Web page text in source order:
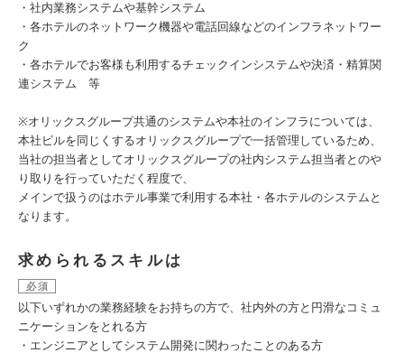
・社内業務システムや基幹システム
・各ホテルのネットワーク機器や電話回線などのインフラネットワー
ク
・各ホテルでお客様も利用するチェックインシステムや決済・精算関
連システム 等
※オリックスグループ共通のシステムや本社のインフラについては、
本社ビルを同じくするオリックスグループで一括管理しているため、
当社の担当者としてオリックスグループの社内システム担当者とのや
り取りを行っていただく程度で、
メインで扱うのはホテル事業で利用する本社・各ホテルのシステムと
なります。
求められるスキルは
必須
以下いずれかの業務経験をお持ちの方で、社内外の方と円滑なコミュ
ニケーションをとれる方
・エンジニアとしてシステム開発に関わったことのある方